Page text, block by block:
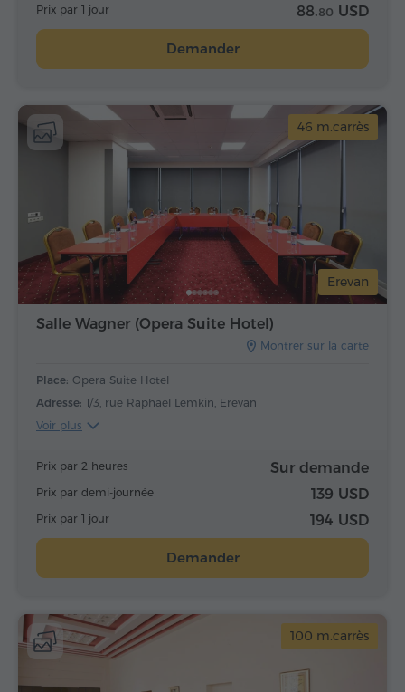
Prix par 1 jour 88.80 USD
Demander
Erevan
46 m.carrès
Salle Wagner (Opera Suite Hotel)
Montrer sur la carte
Place: Opera Suite Hotel
Adresse: 1/3, rue Raphael Lemkin, Erevan
Voir plus
Prix par 2 heures Sur demande
Prix par demi-journée 139 USD
Prix par 1 jour 194 USD
Demander
100 m.carrès